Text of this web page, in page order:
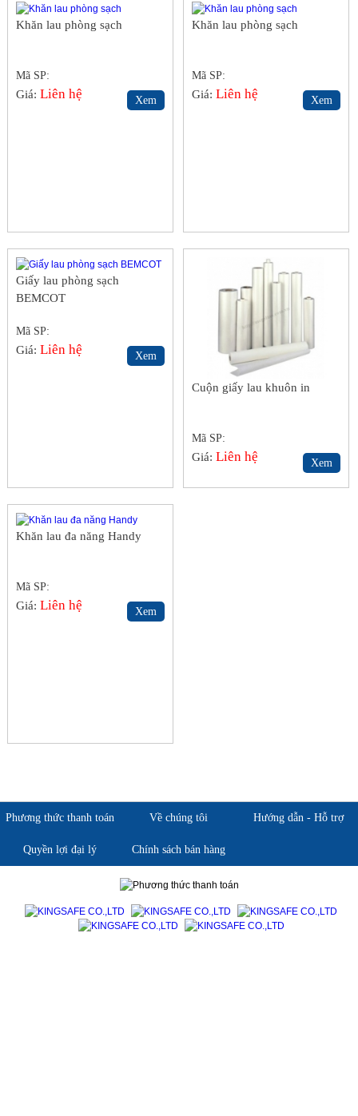
Khăn lau phòng sạch
Mã SP:
Giá:Liên hệ Xem
Khăn lau phòng sạch
Mã SP:
Giá:Liên hệ Xem
Giấy lau phòng sạch
BEMCOT
Mã SP:
Giá:Liên hệ Xem
Cuộn giấy lau khuôn in
Mã SP:
Giá:Liên hệ Xem
Khăn lau đa năng Handy
Mã SP:
Giá:Liên hệ Xem
Phương thức thanh toán Về chúng tôi Hướng dẫn - Hỗ trợ
Quyền lợi đại lý Chính sách bán hàng